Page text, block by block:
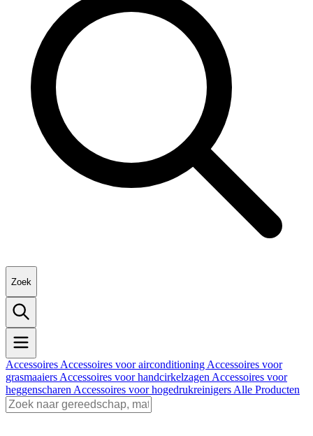
Zoek
Accessoires Accessoires voor airconditioning Accessoires voor
grasmaaiers Accessoires voor handcirkelzagen Accessoires voor
heggenscharen Accessoires voor hogedrukreinigers Alle Producten